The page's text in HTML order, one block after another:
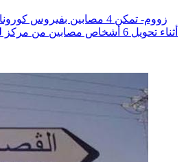
زووم- تمكن 4 مصابين
أثناء تحويل 6 أشخاص مصابين